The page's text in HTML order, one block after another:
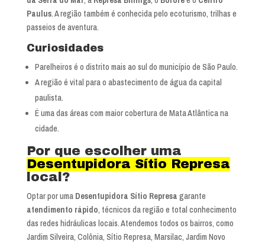
Paulus. A região também é conhecida pelo ecoturismo, trilhas e
passeios de aventura.
Curiosidades
Parelheiros é o distrito mais ao sul do município de São Paulo.
A região é vital para o abastecimento de água da capital
paulista.
É uma das áreas com maior cobertura de Mata Atlântica na
cidade.
Por que escolher uma
Desentupidora Sítio Represa
local?
Optar por uma Desentupidora Sítio Represa garante
atendimento rápido, técnicos da região e total conhecimento
das redes hidráulicas locais. Atendemos todos os bairros, como
Jardim Silveira, Colônia, Sítio Represa, Marsilac, Jardim Novo